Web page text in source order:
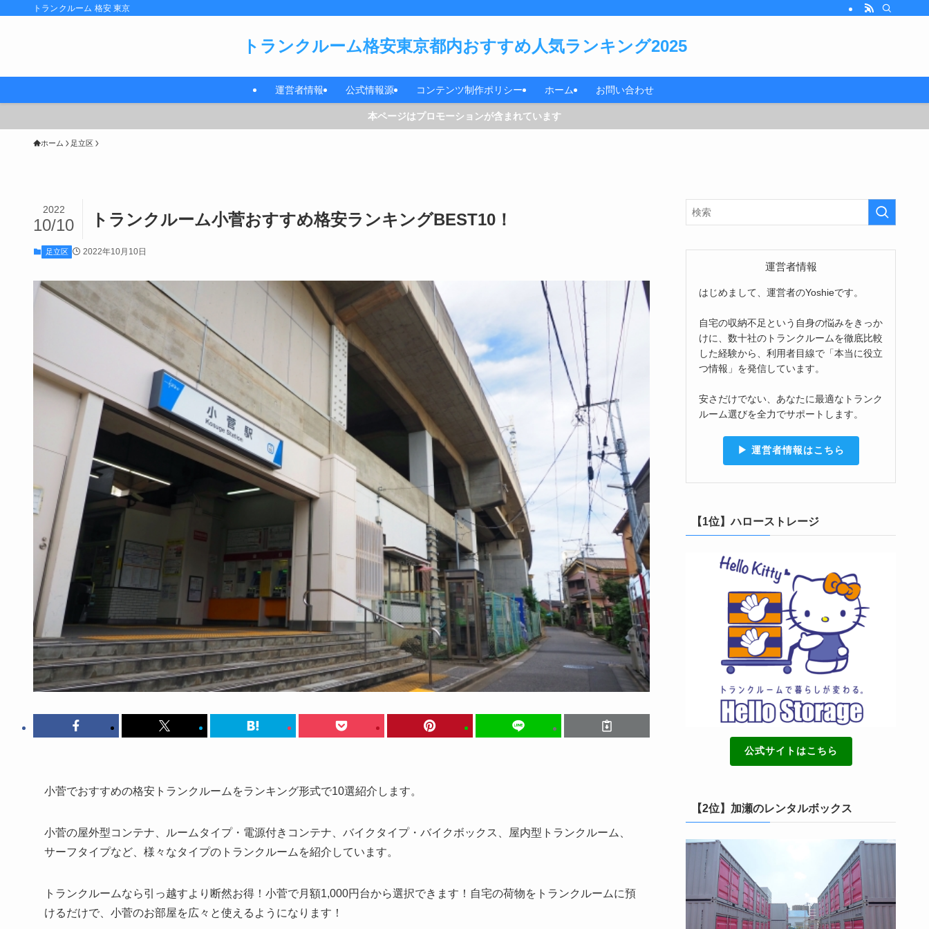
トランクルーム 格安 東京
トランクルーム格安東京都内おすすめ人気ランキング2025
運営者情報 公式情報源 コンテンツ制作ポリシー ホーム お問い合わせ
本ページはプロモーションが含まれています
ホーム 足立区
トランクルーム小菅おすすめ格安ランキングBEST10！
2022
10/10
足立区 2022年10月10日
小菅でおすすめの格安トランクルームをランキング形式で10選紹介します。
小菅の屋外型コンテナ、ルームタイプ・電源付きコンテナ、バイクタイプ・バイクボックス、屋内型トランクルーム、
サーフタイプなど、様々なタイプのトランクルームを紹介しています。
トランクルームなら引っ越すより断然お得！小菅で月額1,000円台から選択できます！自宅の荷物をトランクルームに預
けるだけで、小菅のお部屋を広々と使えるようになります！
運営者情報
はじめまして、運営者のYoshieです。
自宅の収納不足という自身の悩みをきっか
けに、数十社のトランクルームを徹底比較
した経験から、利用者目線で「本当に役立
つ情報」を発信しています。
安さだけでない、あなたに最適なトランク
ルーム選びを全力でサポートします。
▶︎ 運営者情報はこちら
【1位】ハローストレージ
公式サイトはこちら
【2位】加瀬のレンタルボックス